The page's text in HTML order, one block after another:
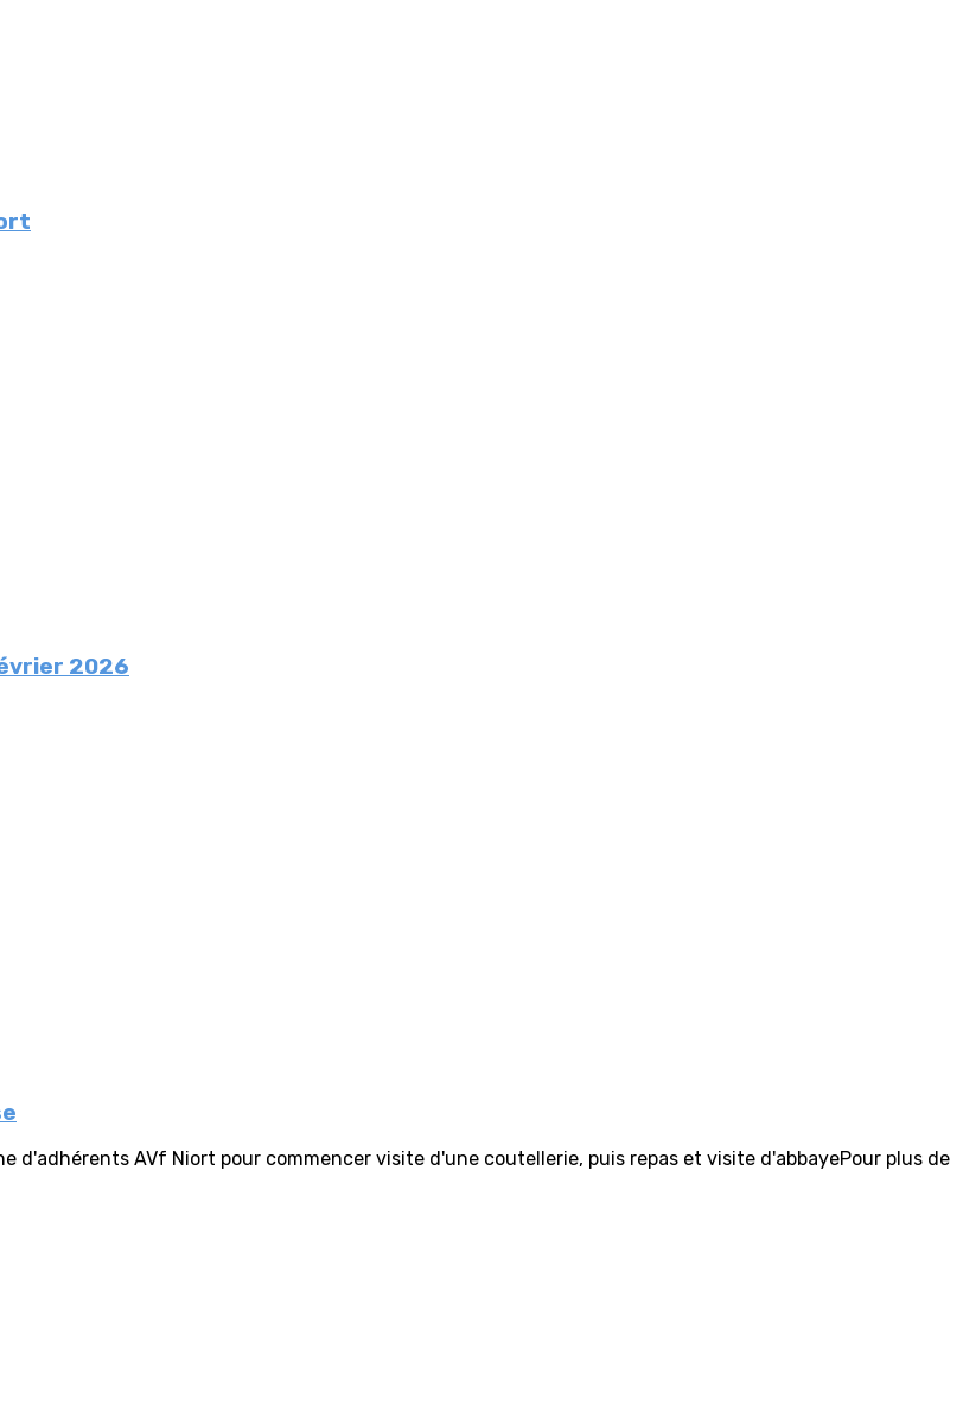
2026
d'adhérents AVf Niort pour commencer visite d'une coutellerie, puis repas et visite d'abbayePour plus de